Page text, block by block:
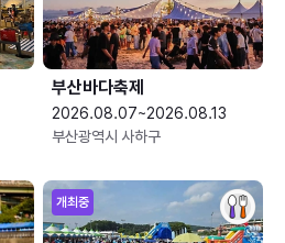
부산바다축제
2026.08.07~2026.08.13
부산광역시 사하구
개최중